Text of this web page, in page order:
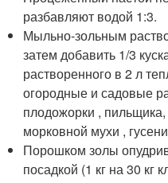
разбавляют водой 1:3.
Мыльно-зольным
затем добавить 1/3
растворенного в 2 л
огородные и садовые
плодожорки ,
морковной мухи ,
Порошком золы
посадкой (1 кг на 30 кг